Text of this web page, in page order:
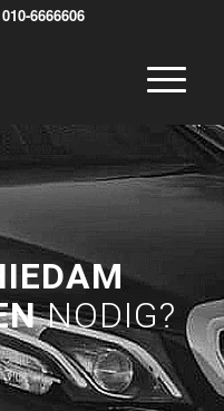
6666606
NODIG?